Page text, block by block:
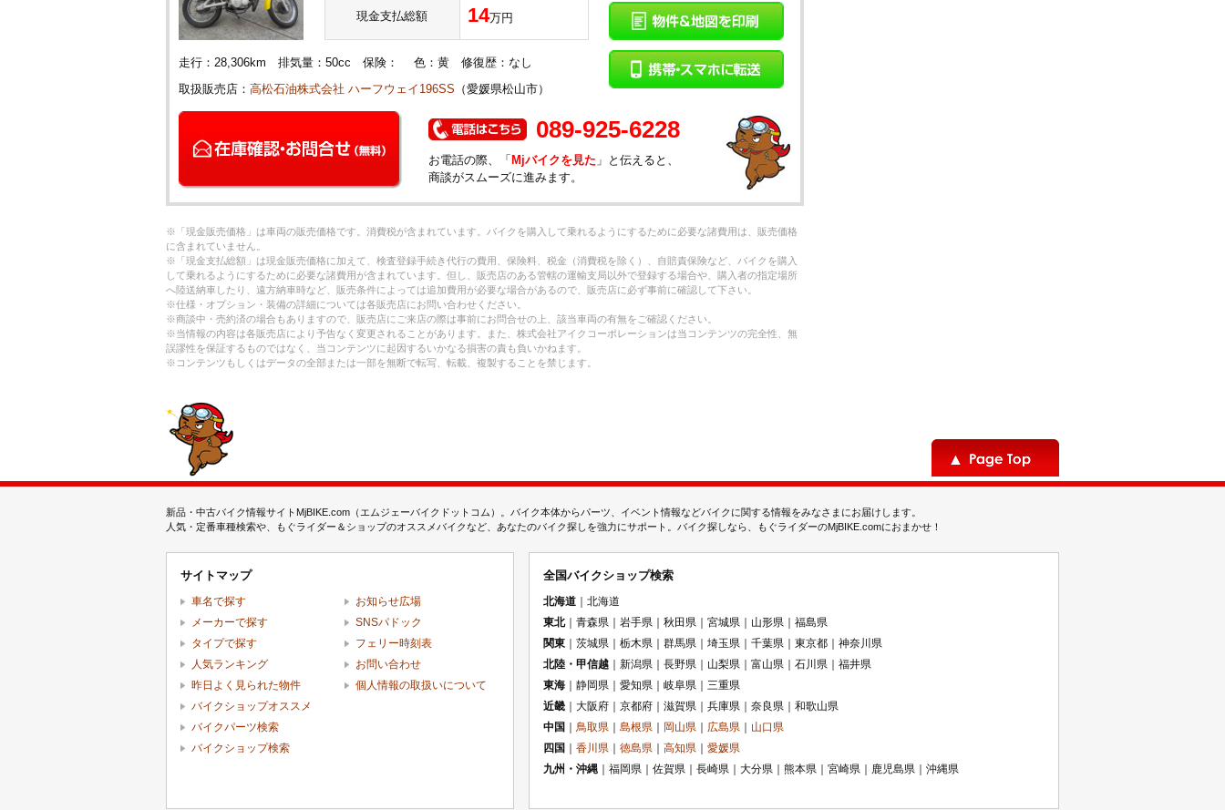
現金支払総額 14万円
走行：28,306km 排気量：50cc 保険： 色：黄 修復歴：なし
取扱販売店： 高松石油株式会社 ハーフウェイ196SS （愛媛県松山市）
089-925-6228
お電話の際、「 Mjバイクを見た 」と伝えると、
商談がスムーズに進みます。
※「現金販売価格」は車両の販売価格です。消費税が含まれています。バイクを購入して乗れるようにするために必要な諸費用は、販売価格
に含まれていません。
※「現金支払総額」は現金販売価格に加えて、検査登録手続き代行の費用、保険料、税金（消費税を除く）、自賠責保険など、バイクを購入
して乗れるようにするために必要な諸費用が含まれています。但し、販売店のある管轄の運輸支局以外で登録する場合や、購入者の指定場所
へ陸送納車したり、遠方納車時など、販売条件によっては追加費用が必要な場合があるので、販売店に必ず事前に確認して下さい。
※仕様・オプション・装備の詳細については各販売店にお問い合わせください。
※商談中・売約済の場合もありますので、販売店にご来店の際は事前にお問合せの上、該当車両の有無をご確認ください。
※当情報の内容は各販売店により予告なく変更されることがあります。また、株式会社アイクコーポレーションは当コンテンツの完全性、無
誤謬性を保証するものではなく、当コンテンツに起因するいかなる損害の責も負いかねます。
※コンテンツもしくはデータの全部または一部を無断で転写、転載、複製することを禁じます。
新品・中古バイク情報サイトMjBIKE.com（エムジェーバイクドットコム）。バイク本体からパーツ、イベント情報などバイクに関する情報をみなさまにお届けします。
人気・定番車種検索や、もぐライダー＆ショップのオススメバイクなど、あなたのバイク探しを強力にサポート。バイク探しなら、もぐライダーのMjBIKE.comにおまかせ！
サイトマップ
車名で探す
メーカーで探す
タイプで探す
人気ランキング
昨日よく見られた物件
バイクショップオススメ
バイクパーツ検索
バイクショップ検索
お知らせ広場
SNSパドック
フェリー時刻表
お問い合わせ
個人情報の取扱いについて
全国バイクショップ検索
北海道 ｜北海道
東北｜青森県｜岩手県｜秋田県｜宮城県｜山形県｜福島県
関東 ｜茨城県｜栃木県｜群馬県｜埼玉県｜千葉県｜東京都｜神奈川県
北陸・甲信越 ｜新潟県｜長野県｜山梨県｜富山県｜石川県｜福井県
東海 ｜静岡県｜愛知県｜岐阜県｜三重県
近畿 ｜大阪府｜京都府｜滋賀県｜兵庫県｜奈良県｜和歌山県
中国
鳥取県 島根県 岡山県 広島県
山口県
四国
香川県 徳島県 高知県
愛媛県
九州・沖縄 ｜福岡県｜佐賀県｜長崎県｜大分県｜熊本県｜宮崎県｜鹿児島県｜沖縄県